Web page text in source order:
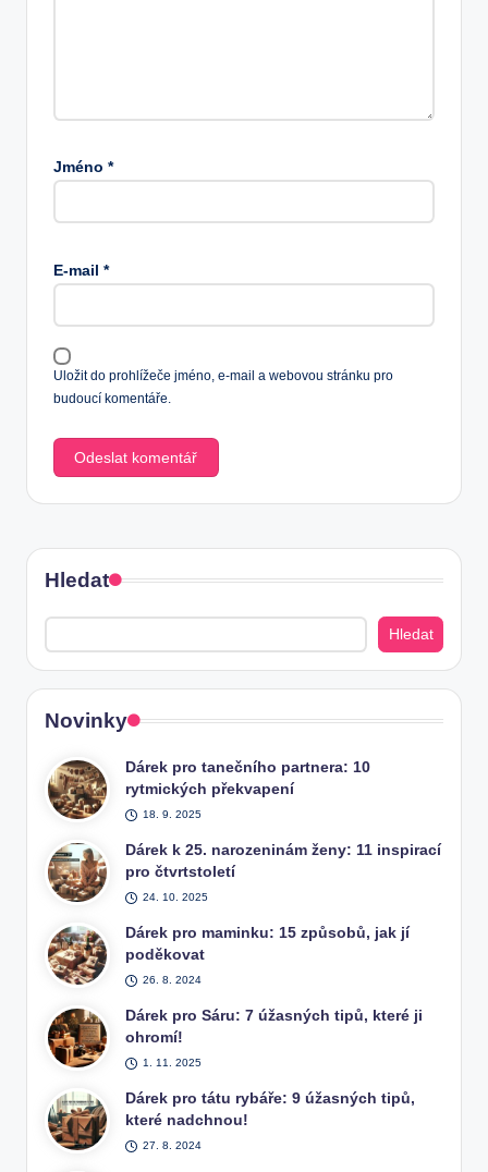
Jméno *
E-mail *
Uložit do prohlížeče jméno, e-mail a webovou stránku pro
budoucí komentáře.
Hledat
Hledat
Novinky
Dárek pro tanečního partnera: 10
rytmických překvapení
18. 9. 2025
Dárek k 25. narozeninám ženy: 11 inspirací
pro čtvrtstoletí
24. 10. 2025
Dárek pro maminku: 15 způsobů, jak jí
poděkovat
26. 8. 2024
Dárek pro Sáru: 7 úžasných tipů, které ji
ohromí!
1. 11. 2025
Dárek pro tátu rybáře: 9 úžasných tipů,
které nadchnou!
27. 8. 2024